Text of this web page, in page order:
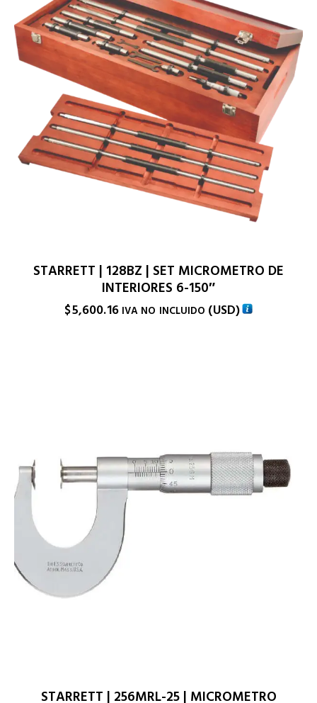
STARRETT | 128BZ | SET MICROMETRO DE
INTERIORES 6-150″
$5,600.16 IVA NO INCLUIDO (USD)
STARRETT | 256MRL-25 | MICROMETRO